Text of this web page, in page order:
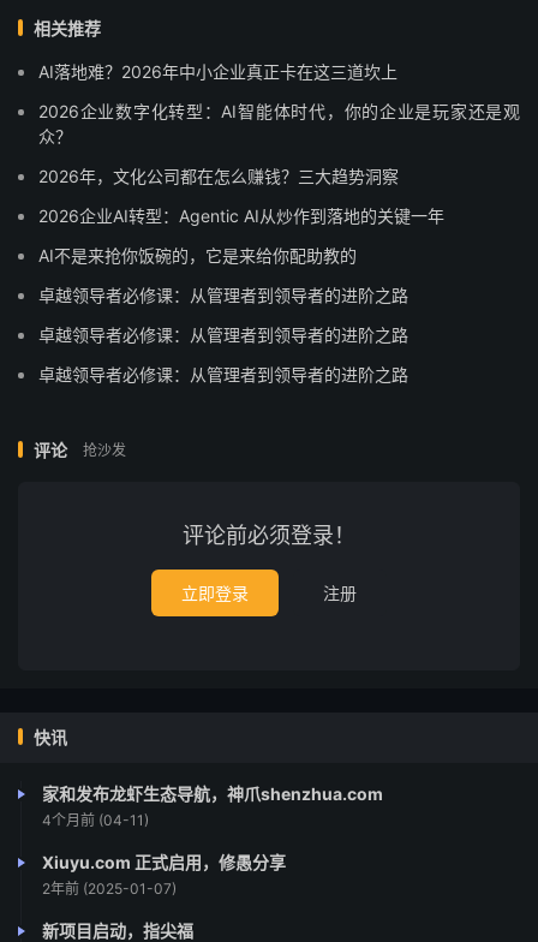
相关推荐
AI落地难？2026年中小企业真正卡在这三道坎上
2026企业数字化转型：AI智能体时代，你的企业是玩家还是观
众？
2026年，文化公司都在怎么赚钱？三大趋势洞察
2026企业AI转型：Agentic AI从炒作到落地的关键一年
AI不是来抢你饭碗的，它是来给你配助教的
卓越领导者必修课：从管理者到领导者的进阶之路
卓越领导者必修课：从管理者到领导者的进阶之路
卓越领导者必修课：从管理者到领导者的进阶之路
评论 抢沙发
评论前必须登录！
立即登录 注册
快讯
家和发布龙虾生态导航，神爪shenzhua.com
4个月前 (04-11)
Xiuyu.com 正式启用，修愚分享
2年前 (2025-01-07)
新项目启动，指尖福